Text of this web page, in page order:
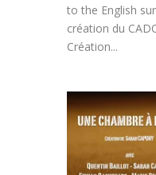
to the English
création du
Création...